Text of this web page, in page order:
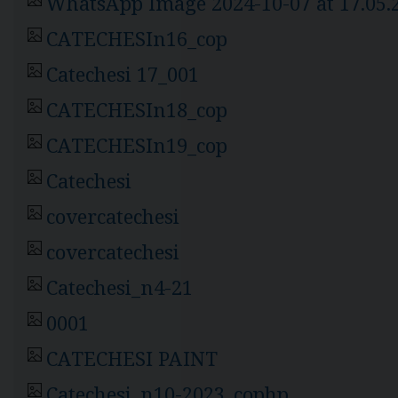
CATECHESIn16_cop
Catechesi 17_001
CATECHESIn18_cop
CATECHESIn19_cop
Catechesi
covercatechesi
covercatechesi
Catechesi_n4-21
0001
CATECHESI PAINT